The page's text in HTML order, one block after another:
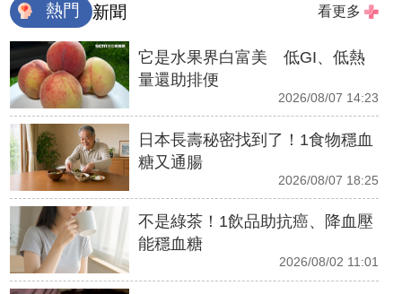
熱門 新聞 看更多
它是水果界白富美 低GI、低熱
量還助排便
2026/08/07 14:23
日本長壽秘密找到了！1食物穩血
糖又通腸
2026/08/07 18:25
不是綠茶！1飲品助抗癌、降血壓
能穩血糖
2026/08/02 11:01